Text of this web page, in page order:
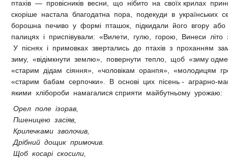
птахів — провісників весни, що нібито на своїх крилах
скоріше настала благодатна пора, подекуди в українських
борошна печиво у формі пташок, підкидали його вгору
палицях і приспівували: «Вилети, гулю, горою, Винеси
У піснях і примовках звертались до птахів з проханням
зиму, «відімкнути землю», повернути тепло, щоб «зиму
«старим дідам сіяння», «чоловікам оранпя», «молодицям
«старим бабам серпочки». В основі цих пісень - аграрно-
якими хлібороби намагалися сприяти майбутньому урожаю:
Орел поле ізорав,
Пшеницею засіяв,
Крилечками зволочив,
Дрібний дощик примочив.
Щоб косарі скосили,